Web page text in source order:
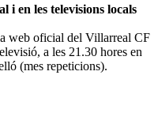
i en les televisions locals
web oficial del Villarreal CF
a les 21.30 hores en
(mes repeticions).